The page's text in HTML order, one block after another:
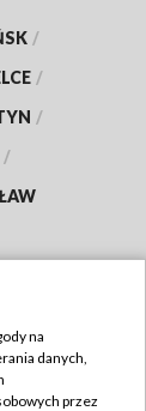
/
/
/
/
na
danych,
przez